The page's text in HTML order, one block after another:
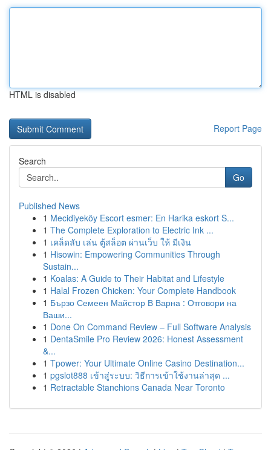
HTML is disabled
Report Page
Search
Go
Published News
1 Mecidiyeköy Escort esmer: En Harika eskort S...
1 The Complete Exploration to Electric Ink ...
1 เคล็ดลับ เล่น ตู้สล็อต ผ่านเว็บ ให้ มีเงิน
1 Hisowin: Empowering Communities Through
Sustain...
1 Koalas: A Guide to Their Habitat and Lifestyle
1 Halal Frozen Chicken: Your Complete Handbook
1 Бързо Семеен Майстор В Варна : Отговори на
Ваши...
1 Done On Command Review – Full Software Analysis
1 DentaSmile Pro Review 2026: Honest Assessment
&...
1 Tpower: Your Ultimate Online Casino Destination...
1 pgslot888 เข้าสู่ระบบ: วิธีการเข้าใช้งานล่าสุด ...
1 Retractable Stanchions Canada Near Toronto